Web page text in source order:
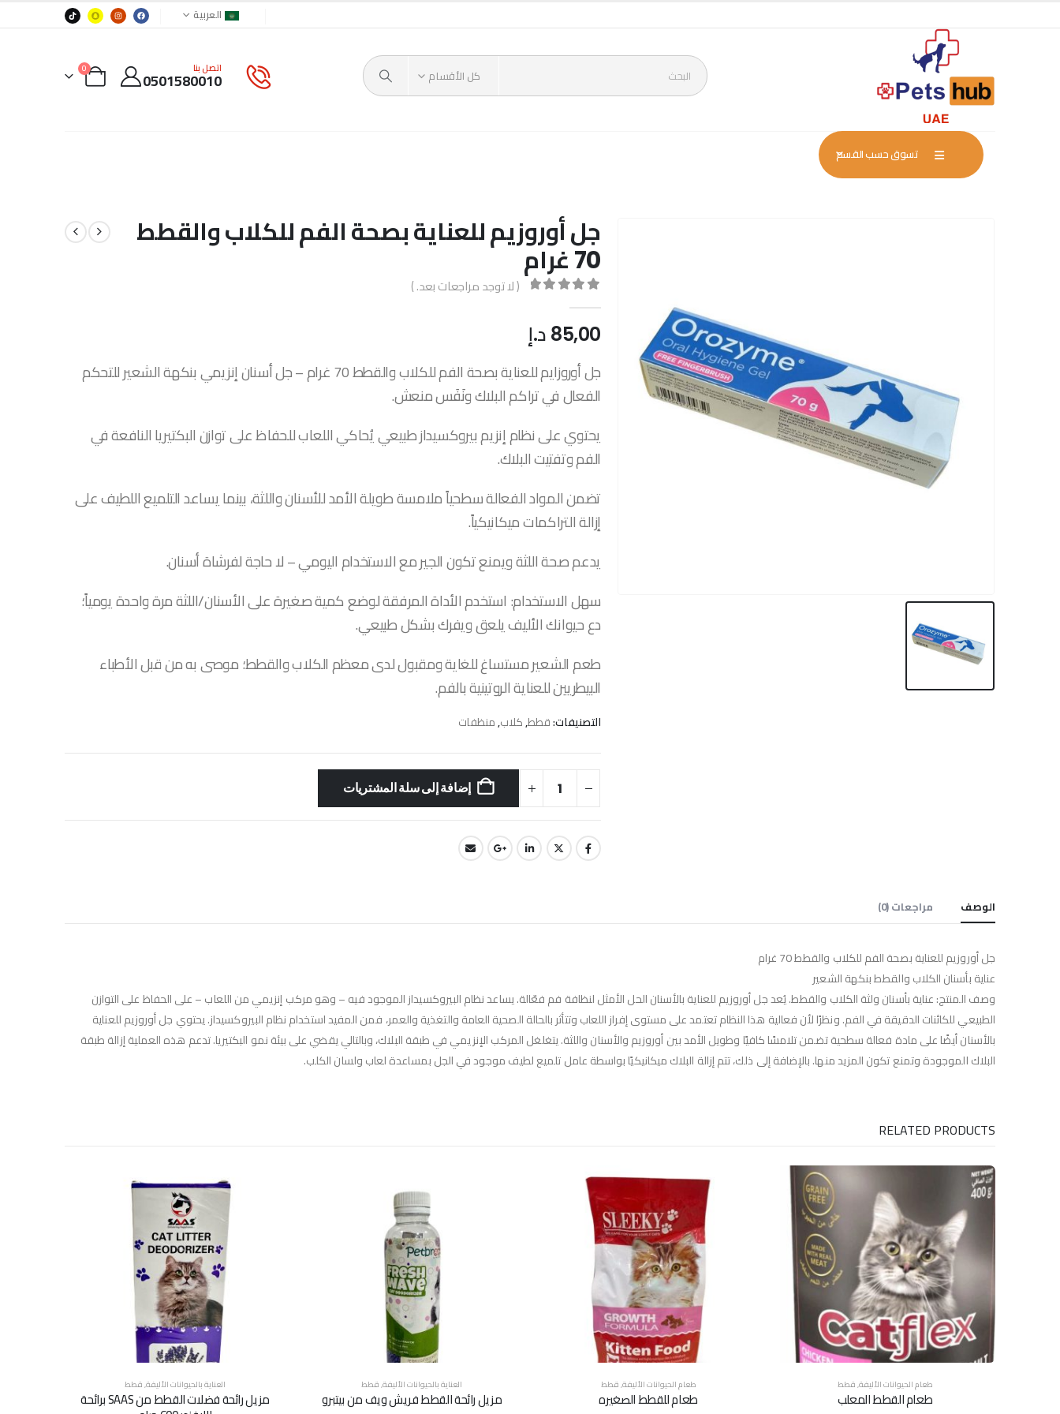
العربية
كل الأقسام اتصل بنا
0501580010
0
تسوق حسب القسم
جل أوروزيم للعناية بصحة الفم للكلاب والقطط
70 غرام
( لا توجد مراجعات بعد. )
85,00 د.إ
جل أوروزايم للعناية بصحة الفم للكلاب والقطط 70 غرام – جل أسنان إنزيمي بنكهة الشعير للتحكم
الفعال في تراكم البلاك ونَفَس منعش.
يحتوي على نظام إنزيم بيروكسيداز طبيعي يُحاكي اللعاب للحفاظ على توازن البكتيريا النافعة في
الفم وتفتيت البلاك.
تضمن المواد الفعالة سطحياً ملامسة طويلة الأمد للأسنان واللثة، بينما يساعد التلميع اللطيف على
إزالة التراكمات ميكانيكياً.
يدعم صحة اللثة ويمنع تكون الجير مع الاستخدام اليومي – لا حاجة لفرشاة أسنان.
سهل الاستخدام: استخدم الأداة المرفقة لوضع كمية صغيرة على الأسنان/اللثة مرة واحدة يومياً؛
دع حيوانك الأليف يلعق ويفرك بشكل طبيعي.
طعم الشعير مستساغ للغاية ومقبول لدى معظم الكلاب والقطط؛ موصى به من قبل الأطباء
البيطريين للعناية الروتينية بالفم.
التصنيفات:قطط,كلاب,منظفات
إضافة إلى سلة المشتريات
الوصف مراجعات (0)
جل أوروزيم للعناية بصحة الفم للكلاب والقطط 70 غرام
عناية بأسنان الكلاب والقطط بنكهة الشعير
وصف المنتج: عناية بأسنان ولثة الكلاب والقطط. يُعد جل أوروزيم للعناية بالأسنان الحل الأمثل لنظافة فم فعّالة. يساعد نظام البيروكسيداز الموجود فيه – وهو مركب إنزيمي من اللعاب – على الحفاظ على التوازن
الطبيعي للكائنات الدقيقة في الفم. ونظرًا لأن فعالية هذا النظام تعتمد على مستوى إفراز اللعاب وتتأثر بالحالة الصحية العامة والتغذية والعمر، فمن المفيد استخدام نظام البيروكسيداز. يحتوي جل أوروزيم للعناية
بالأسنان أيضًا على مادة فعالة سطحية تضمن تلامسًا كافيًا وطويل الأمد بين أوروزيم والأسنان واللثة. يتغلغل المركب الإنزيمي في طبقة البلاك، وبالتالي يقضي على بيئة نمو البكتيريا. تدعم هذه العملية إزالة طبقة
البلاك الموجودة وتمنع تكون المزيد منها. بالإضافة إلى ذلك، تتم إزالة البلاك ميكانيكيًا بواسطة عامل تلميع لطيف موجود في الجل بمساعدة لعاب ولسان الكلب.
RELATED PRODUCTS
طعام الحيوانات الأليفة,قطط
طعام القطط المعلب
طعام الحيوانات الأليفة,قطط
طعام للقطط الصغيره
العناية بالحيوانات الأليفة,قطط
مزيل رائحة القطط فريش ويف من بيتبرو
العناية بالحيوانات الأليفة,قطط
مزيل رائحة فضلات القطط من SAAS برائحة